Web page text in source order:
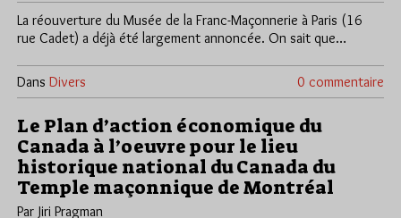
La réouverture du Musée de la Franc-Maçonnerie à Paris (16
rue Cadet) a déjà été largement annoncée. On sait que…
Dans Divers 0 commentaire
Le Plan d’action économique du
Canada à l’oeuvre pour le lieu
historique national du Canada du
Temple maçonnique de Montréal
Par Jiri Pragman